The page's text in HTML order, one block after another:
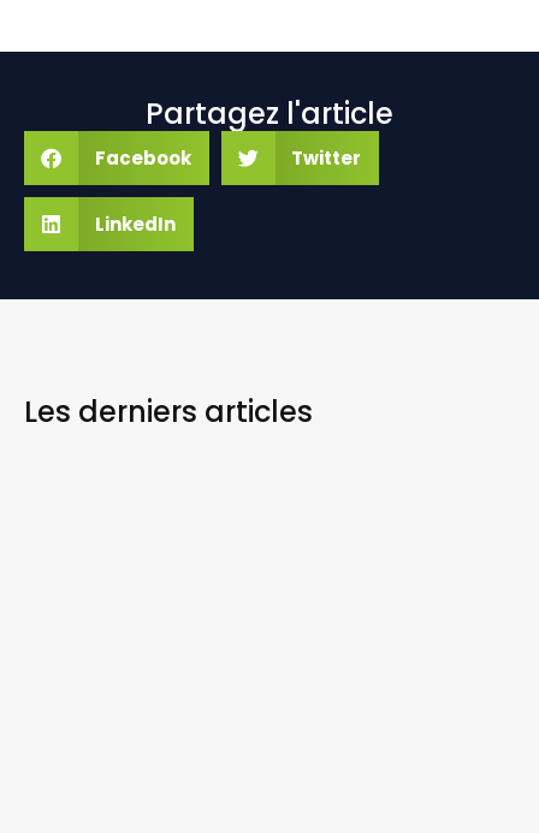
Partagez l'article
Facebook Twitter
LinkedIn
Les derniers articles